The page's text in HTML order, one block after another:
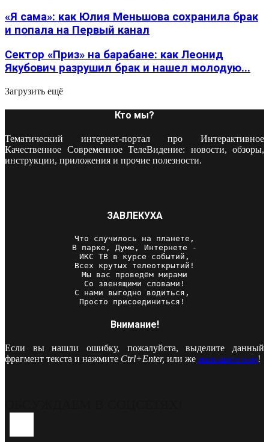
«Я сама»: как Юлия Меньшова сохранила брак
и попала на Первый канал
Сектор «Приз» на барабане: как Леонид
Якубович разрушил брак и нашел молодую...
Загрузить ещё
Кто мы?
Тематический интернет-портал про Интерактивное
Качественное Современное ТелеВидение: новости, обзоры,
инструкции, приложения и прочие полезности.
ЗАВЛЕКУХА
Что случилось на планете,
В парке, Думе, Интернете -
ИКС ТВ в курсе событий,
Всех крутых телеоткрытий!
Мы вас проведём мирами
Со звенящими словами!
С нами выгодно водиться,
Просто присоединиться!
Внимание!
Если вы нашли ошибку, пожалуйста, выделите данный
фрагмент текста и нажмите Ctrl+Enter, или же напишите нам!